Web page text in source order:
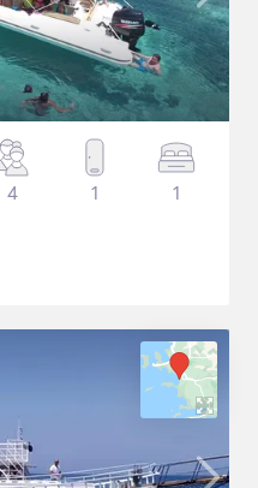
4 1 1